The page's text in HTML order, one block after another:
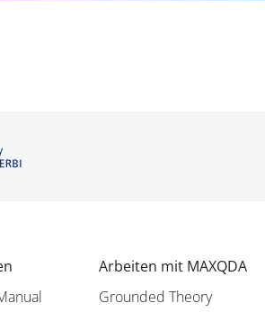
Arbeiten mit MAXQDA
Grounded Theory